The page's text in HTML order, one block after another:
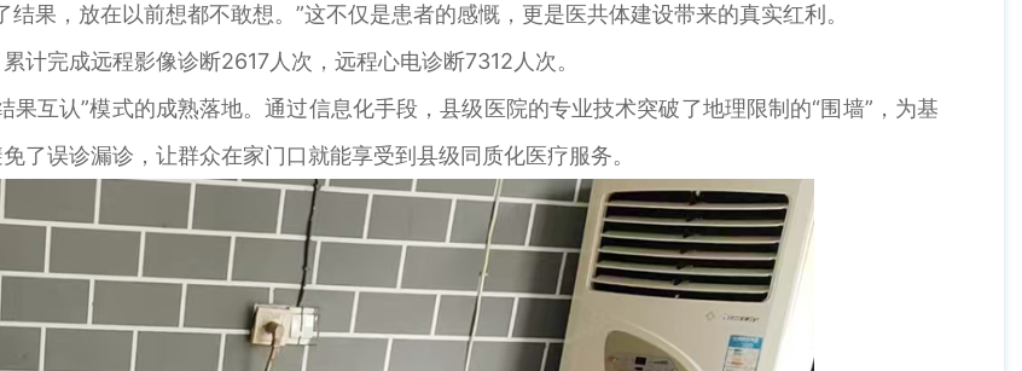
，放在以前想都不敢想。”这不仅是患者的感慨，更是医共体建设带来的真实红利。
完成远程影像诊断2617人次，远程心电诊断7312人次。
认”模式的成熟落地。通过信息化手段，县级医院的专业技术突破了地理限制的“围墙”，为基
了误诊漏诊，让群众在家门口就能享受到县级同质化医疗服务。